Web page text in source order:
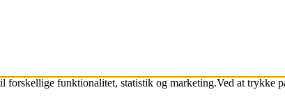
funktionalitet, statistik og marketing.Ved at trykke